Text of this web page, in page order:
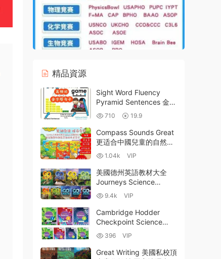
精品資源
Sight Word Fluency
Pyramid Sentences 金字
塔句子練習冊全5級PDF
下載 | 220高頻詞+跨學科
句型+音素劃分 百度網盤
710 19.9
Compass Sounds Great
更适合中國兒童的自然拼
讀教材 美音版 點讀版
PDF 學生用書 教師用書
練習冊 閃卡 答案 MP3音
頻 白闆軟件 百度雲網盤
1.04k VIP
美國德州英語教材大全
Journeys Science
Fusion 海尼曼 哈考特 Go
Math全套點讀版 Write
Source寫作 Complete
Curriculum練習冊 百度網
9.4k VIP
Cambridge Hodder
Checkpoint Science
NEW Edition 1-3 PDF電
子版學生書練習冊複習指
南下載
396 VIP
Great Writing 美國私校頂